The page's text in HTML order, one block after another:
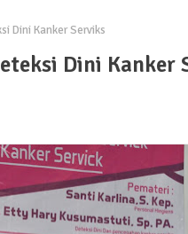
Dini Kanker Serviks
Dini Kanker